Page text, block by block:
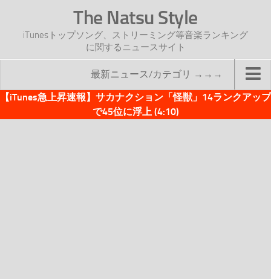
The Natsu Style
iTunesトップソング、ストリーミング等音楽ランキング
に関するニュースサイト
最新ニュース/カテゴリ →→→
TOP
【iTunes急上昇速報】サカナクション「怪獣」14ランクアップ
で45位に浮上 (4:10)